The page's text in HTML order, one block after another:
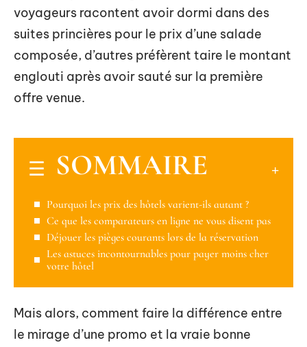
voyageurs racontent avoir dormi dans des
suites princières pour le prix d’une salade
composée, d’autres préfèrent taire le montant
englouti après avoir sauté sur la première
offre venue.
SOMMAIRE
Pourquoi les prix des hôtels varient-ils autant ?
Ce que les comparateurs en ligne ne vous disent pas
Déjouer les pièges courants lors de la réservation
Les astuces incontournables pour payer moins cher
votre hôtel
Mais alors, comment faire la différence entre
le mirage d’une promo et la vraie bonne